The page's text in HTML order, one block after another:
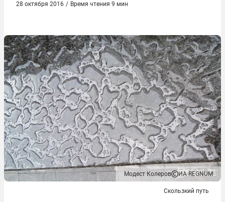
28 октября 2016 / Время чтения 9 мин
Модест Колеров ИА REGNUM
Скользкий путь